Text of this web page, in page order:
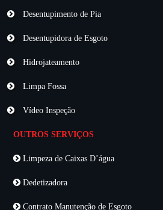
Desentupimento de Pia
Desentupidora de Esgoto
Hidrojateamento
Limpa Fossa
Vídeo Inspeção
OUTROS SERVIÇOS
Limpeza de Caixas D’água
Dedetizadora
Contrato Manutenção de Esgoto